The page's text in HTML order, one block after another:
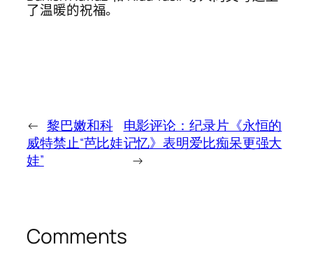
了温暖的祝福。
← 黎巴嫩和科
威特禁止“芭比娃
娃”
电影评论：纪录片《永恒的
记忆》表明爱比痴呆更强大
→
Comments